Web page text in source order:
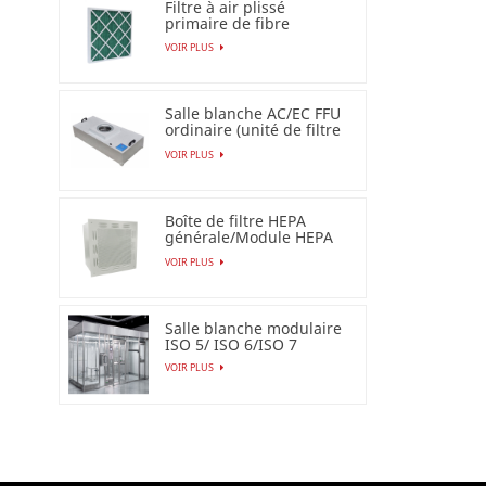
Filtre à air plissé
primaire de fibre
synthétique pour
industriel
VOIR PLUS
Salle blanche AC/EC FFU
ordinaire (unité de filtre
de ventilateur)
VOIR PLUS
Boîte de filtre HEPA
générale/Module HEPA
terminal
VOIR PLUS
Salle blanche modulaire
ISO 5/ ISO 6/ISO 7
VOIR PLUS